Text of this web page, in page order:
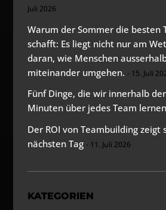
Juli 2026
Warum der Sommer die besten
schafft: Es liegt nicht nur am
daran, wie Menschen
miteinander umgehen.
15. Juli
Fünf Dinge, die wir innerhalb
Minuten über jedes Team lernen
Der ROI von Teambuilding zeigt
nächsten Tag
11. Juli 2026
KATEGORIEN